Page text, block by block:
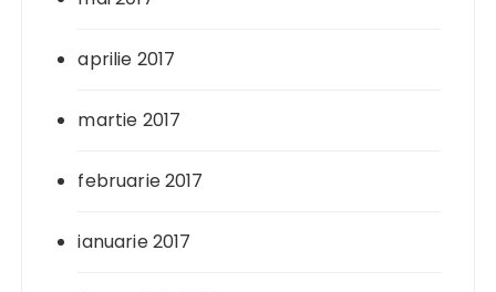
aprilie 2017
martie 2017
februarie 2017
ianuarie 2017